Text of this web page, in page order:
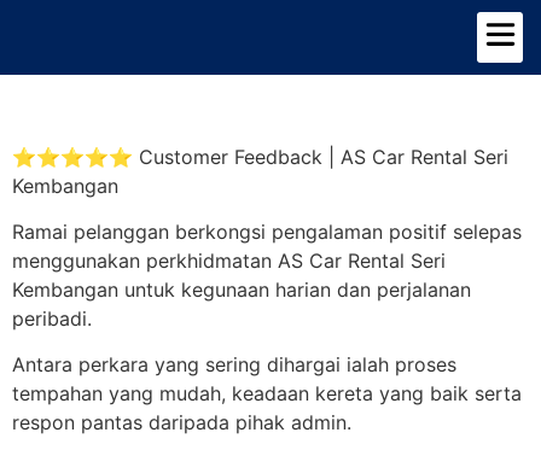
⭐⭐⭐⭐⭐ Customer Feedback | AS Car Rental Seri
Kembangan
Ramai pelanggan berkongsi pengalaman positif selepas
menggunakan perkhidmatan AS Car Rental Seri
Kembangan untuk kegunaan harian dan perjalanan
peribadi.
Antara perkara yang sering dihargai ialah proses
tempahan yang mudah, keadaan kereta yang baik serta
respon pantas daripada pihak admin.